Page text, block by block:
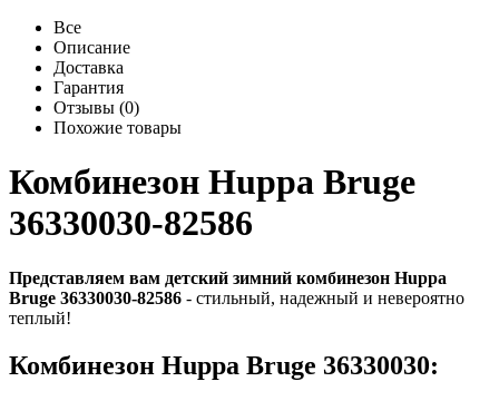
Все
Описание
Доставка
Гарантия
Отзывы (0)
Похожие товары
Комбинезон Huppa Bruge
36330030-82586
Представляем вам детский зимний комбинезон Huppa
Bruge 36330030-82586 - стильный, надежный и невероятно
теплый!
Комбинезон Huppa Bruge 36330030: